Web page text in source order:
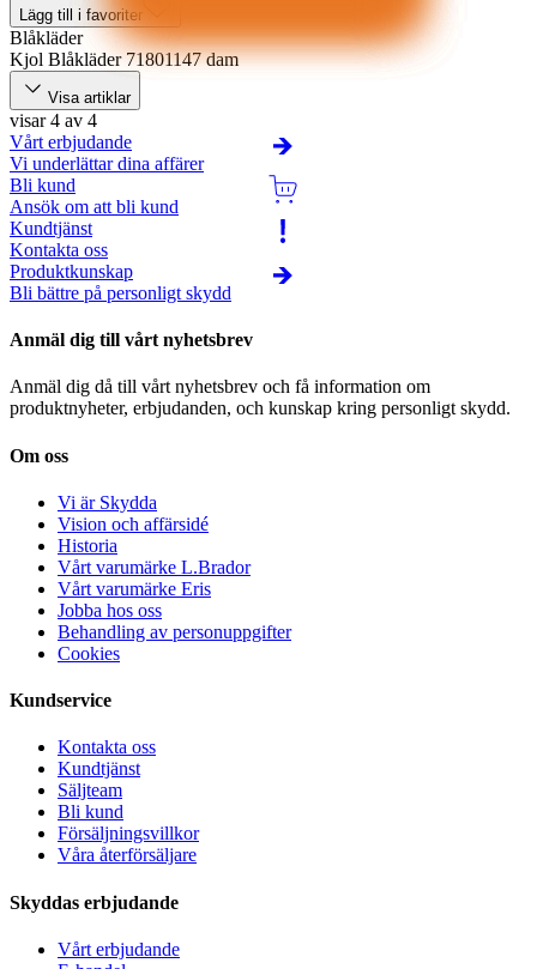
Lägg till i favoriter
Blåkläder
Kjol Blåkläder 71801147 dam
Visa artiklar
visar 4 av 4
Vårt erbjudande
Vi underlättar dina affärer
Bli kund
Ansök om att bli kund
Kundtjänst
Kontakta oss
Produktkunskap
Bli bättre på personligt skydd
Anmäl dig till vårt nyhetsbrev
Anmäl dig då till vårt nyhetsbrev och få information om
produktnyheter, erbjudanden, och kunskap kring personligt skydd.
Om oss
Vi är Skydda
Vision och affärsidé
Historia
Vårt varumärke L.Brador
Vårt varumärke Eris
Jobba hos oss
Behandling av personuppgifter
Cookies
Kundservice
Kontakta oss
Kundtjänst
Säljteam
Bli kund
Försäljningsvillkor
Våra återförsäljare
Skyddas erbjudande
Vårt erbjudande